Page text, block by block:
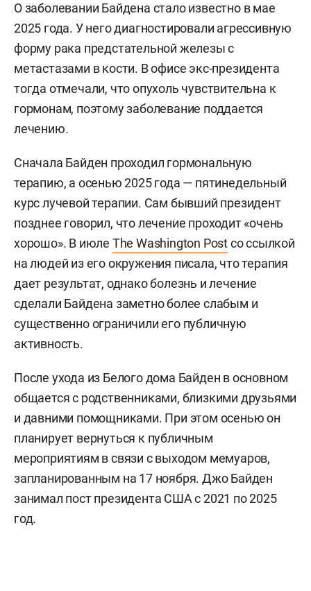
О заболевании Байдена стало известно в мае
2025 года. У него диагностировали агрессивную
форму рака предстательной железы с
метастазами в кости. В офисе экс-президента
тогда отмечали, что опухоль чувствительна к
гормонам, поэтому заболевание поддается
лечению.
Сначала Байден проходил гормональную
терапию, а осенью 2025 года — пятинедельный
курс лучевой терапии. Сам бывший президент
позднее говорил, что лечение проходит «очень
хорошо». В июле The Washington Postсо ссылкой
на людей из его окружения писала, что терапия
дает результат, однако болезнь и лечение
сделали Байдена заметно более слабым и
существенно ограничили его публичную
активность.
После ухода из Белого дома Байден в основном
общается с родственниками, близкими друзьями
и давними помощниками. При этом осенью он
планирует вернуться к публичным
мероприятиям в связи с выходом мемуаров,
запланированным на 17 ноября. Джо Байден
занимал пост президента США с 2021 по 2025
год.